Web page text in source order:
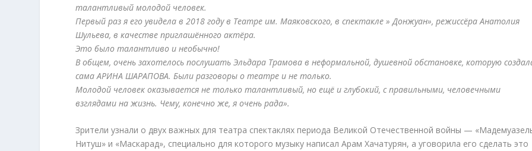
талантливый молодой человек.
Первый раз я его увидела в 2018 году в Театре им. Маяковского, в спектакле » Донжуан», режиссёра Анатолия
Шульева, в качестве приглашённого актёра.
Это было талантливо и необычно!
В общем, очень захотелось послушать Эльдара Трамова в неформальной, душевной обстановке, которую
сама АРИНА ШАРАПОВА. Были разговоры о театре и не только.
Молодой человек оказывается не только талантливый, но ещё и глубокий, с правильными, человечными
взглядами на жизнь. Чему, конечно же, я очень рада».
Зрители узнали о двух важных для театра спектаклях периода Великой Отечественной войны —
Нитуш» и «Маскарад», специально для которого музыку написал Арам Хачатурян, а уговорила его сделать это